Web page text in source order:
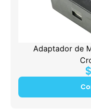
Adaptador de
$